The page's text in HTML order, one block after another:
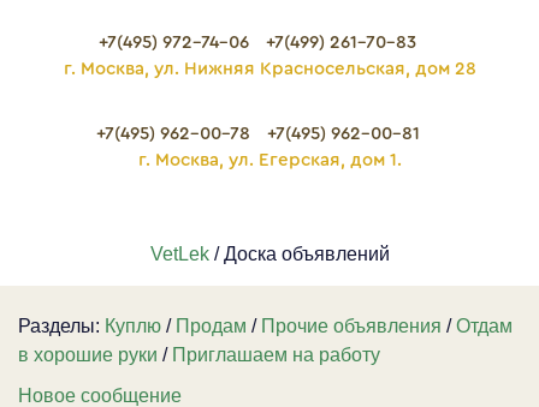
+7(495) 972-74-06
+7(499) 261-70-83
г. Москва, ул. Нижняя Красносельская, дом 28
+7(495) 962-00-78
+7(495) 962-00-81
г. Москва, ул. Егерская, дом 1.
VetLek/ Доска объявлений
Разделы: Куплю / Продам / Прочие объявления /Отдам
в хорошие руки / Приглашаем на работу
Новое сообщение